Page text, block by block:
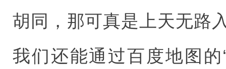
胡同，那可真是上天无路
我们还能通过百度地图